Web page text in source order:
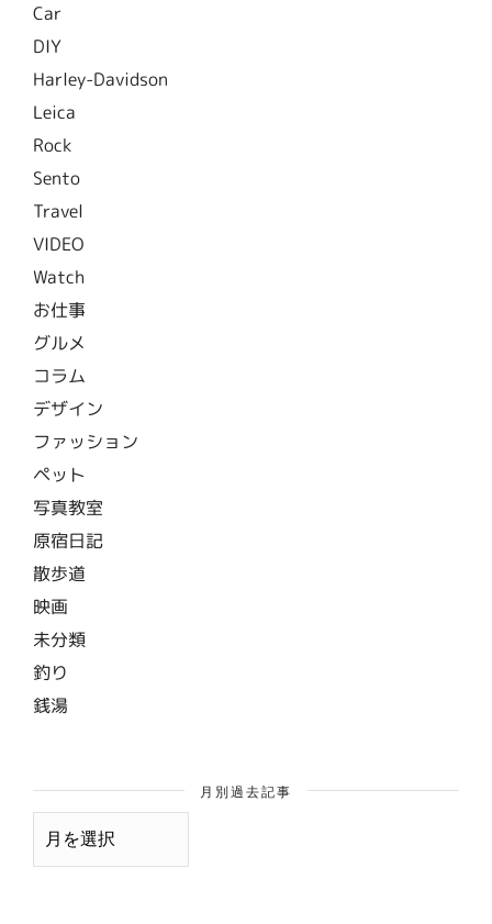
Car
DIY
Harley-Davidson
Leica
Rock
Sento
Travel
VIDEO
Watch
お仕事
グルメ
コラム
デザイン
ファッション
ペット
写真教室
原宿日記
散歩道
映画
未分類
釣り
銭湯
月別過去記事
月